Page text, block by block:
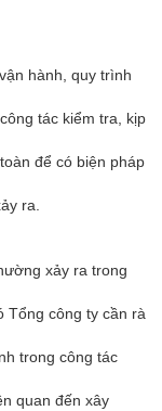
hành, quy trình
tác kiểm tra, kịp
để có biện pháp
ra.
xảy ra trong
Tổng công ty cần rà
trong công tác
quan đến xây